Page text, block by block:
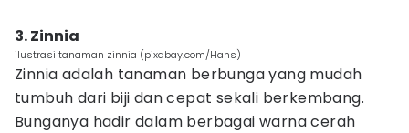
3. Zinnia
ilustrasi tanaman zinnia (pixabay.com/Hans)
Zinnia adalah tanaman berbunga yang mudah
tumbuh dari biji dan cepat sekali berkembang.
Bunganya hadir dalam berbagai warna cerah